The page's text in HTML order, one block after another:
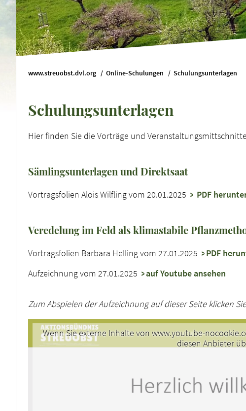
www.streuobst.dvl.org Online-Schulungen Schulungsunterlagen
Schulungsunterlagen
Hier finden Sie die Vorträge und
Sämlingsunterlagen und Direktsaat
Vortragsfolien Alois Wilfling vom 20.01.2025 PDF
Veredelung im Feld als klimastabile
Vortragsfolien Barbara Helling vom 27.01.2025
PDF
Aufzeichnung vom 27.01.2025
auf Youtube ansehen
Zum Abspielen der Aufzeichnung auf dieser Seite klicken
Wenn Sie externe Inhalte von www.youtube-
diesen Anbieter